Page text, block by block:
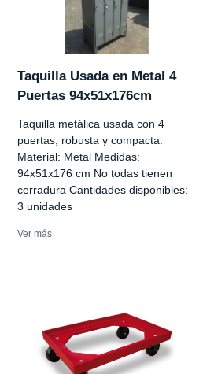
Taquilla Usada en Metal 4
Puertas 94x51x176cm
Taquilla metálica usada con 4
puertas, robusta y compacta.
Material: Metal Medidas:
94x51x176 cm No todas tienen
cerradura Cantidades disponibles:
3 unidades
Ver más